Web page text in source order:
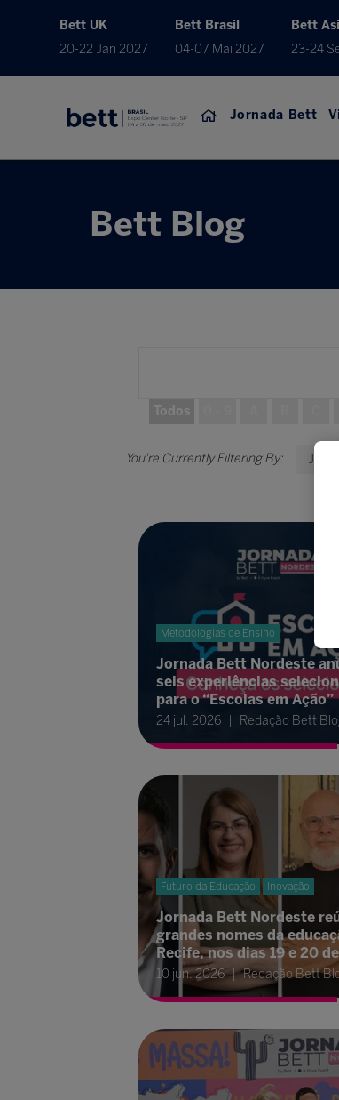
Bett UK
20-22 Jan 2027
Bett Brasil
04-07 Mai 2027
Bett
23-24
Jornada Bett
Bett Blog
Todos
J
Metodologias de Ensino
Jornada Bett Nordeste
seis experiências
para o “Escolas em Ação”
24 jul. 2026 Redação Bett
Futuro da Educação Inovação
Jornada Bett Nordeste
grandes nomes da
Recife, nos dias 19 e 20
10 jun. 2026 Redação Bett